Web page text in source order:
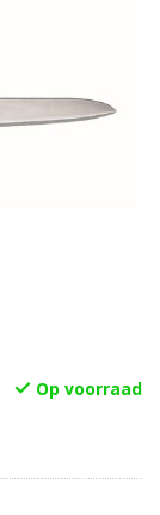
Op voorraad